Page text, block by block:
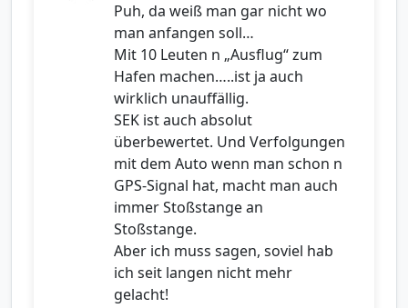
Puh, da weiß man gar nicht wo
man anfangen soll…
Mit 10 Leuten n „Ausflug“ zum
Hafen machen…..ist ja auch
wirklich unauffällig.
SEK ist auch absolut
überbewertet. Und Verfolgungen
mit dem Auto wenn man schon n
GPS-Signal hat, macht man auch
immer Stoßstange an
Stoßstange.
Aber ich muss sagen, soviel hab
ich seit langen nicht mehr
gelacht!